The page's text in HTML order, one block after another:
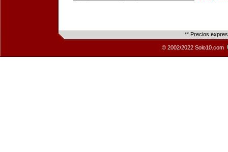
** Precios
© 2002/2022 Solo10.com